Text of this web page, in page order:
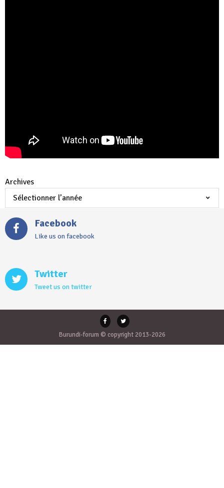
Archives
Facebook
Like us on facebook
Twitter
Tweet us on twitter
Burundi-forum © copyright 2013-2026